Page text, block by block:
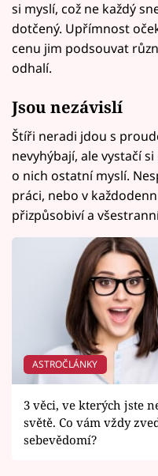
si myslí, což ne každý
dotčený. Upřímnost
cenu jim podsouvat
odhalí.
Jsou nezávislí
Štíři neradi jdou s
nevyhýbají, ale vystačí
o nich ostatní myslí.
práci, nebo v
přizpůsobiví a
ASTROČLÁNKY
3 věci, ve kterých jste
světě. Co vám vždy
sebevědomí?